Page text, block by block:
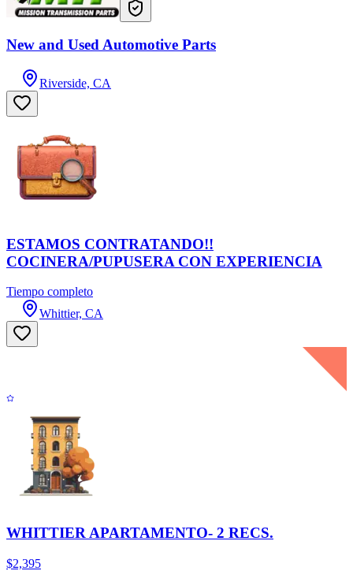
New and Used Automotive Parts
Riverside, CA
ESTAMOS CONTRATANDO!!
COCINERA/PUPUSERA CON EXPERIENCIA
Tiempo completo
Whittier, CA
WHITTIER APARTAMENTO- 2 RECS.
$2,395